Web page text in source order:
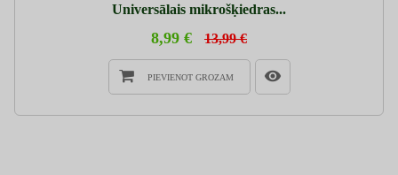
Universālais mikrošķiedras...
8,99 € 13,99 €
PIEVIENOT GROZAM